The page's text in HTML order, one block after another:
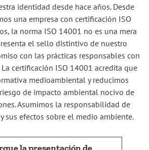
identidad desde hace años. Desde
una empresa con certificación ISO
la norma ISO 14001 no es una mera
el sello distintivo de nuestro
con las prácticas responsables con
certificación ISO 14001 acredita que
medioambiental y reducimos
de impacto ambiental nocivo de
Asumimos la responsabilidad de
sus efectos sobre el medio ambiente.